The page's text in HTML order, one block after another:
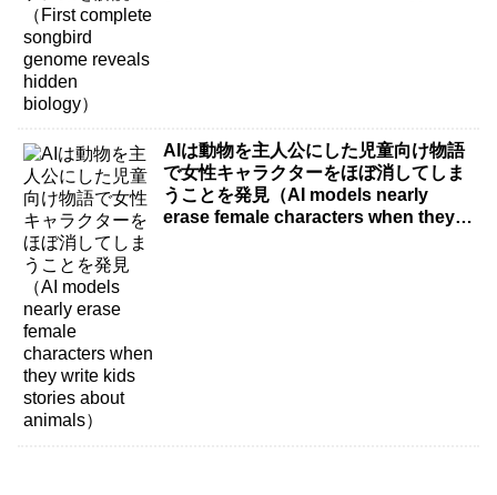
AIは動物を主人公にした児童向け物語
で女性キャラクターをほぼ消してしま
うことを発見（AI models nearly
erase female characters when they